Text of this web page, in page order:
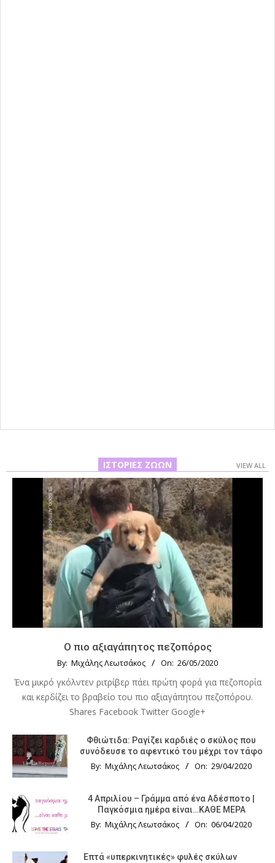
ΙΣΤΟΡΊΕΣ ΖΏΩΝ VIEW ALL
Ο πιο αξιαγάπητος πεζοπόρος
By: Μιχάλης Λεωτσάκος On: 26/05/2020
Ένα μικρό γκόλντεν ριτρίβερ πάει πρώτη φορά για πεζοπορία
και κερδίζει το βραβείο του πιο αξιαγάπητου πεζοπόρου.
Shares Facebook Twitter Google+
Φθιώτιδα: Ραγίζει καρδιές ο σκύλος που
συνόδευσε το αφεντικό του μέχρι τον τάφο
By: Μιχάλης Λεωτσάκος On: 29/04/2020
4 Απριλίου – Γράμμα από ένα Αδέσποτο |
Παγκόσμια ημέρα είναι…ΚΑΘΕ ΜΕΡΑ
By: Μιχάλης Λεωτσάκος On: 06/04/2020
Επτά «υπερκινητικές» φυλές σκύλων